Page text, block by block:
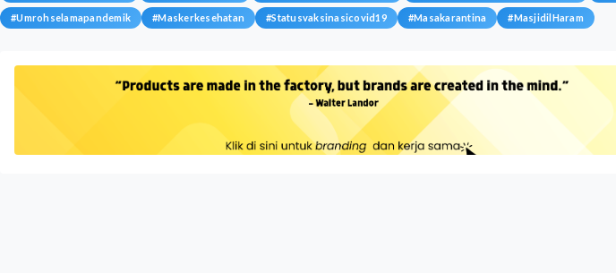
#Umrohselamapandemik #Maskerkesehatan #Statusvaksinasicovid19 #Masakarantina #MasjidilHaram